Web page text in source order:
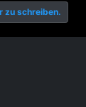
zu schreiben.